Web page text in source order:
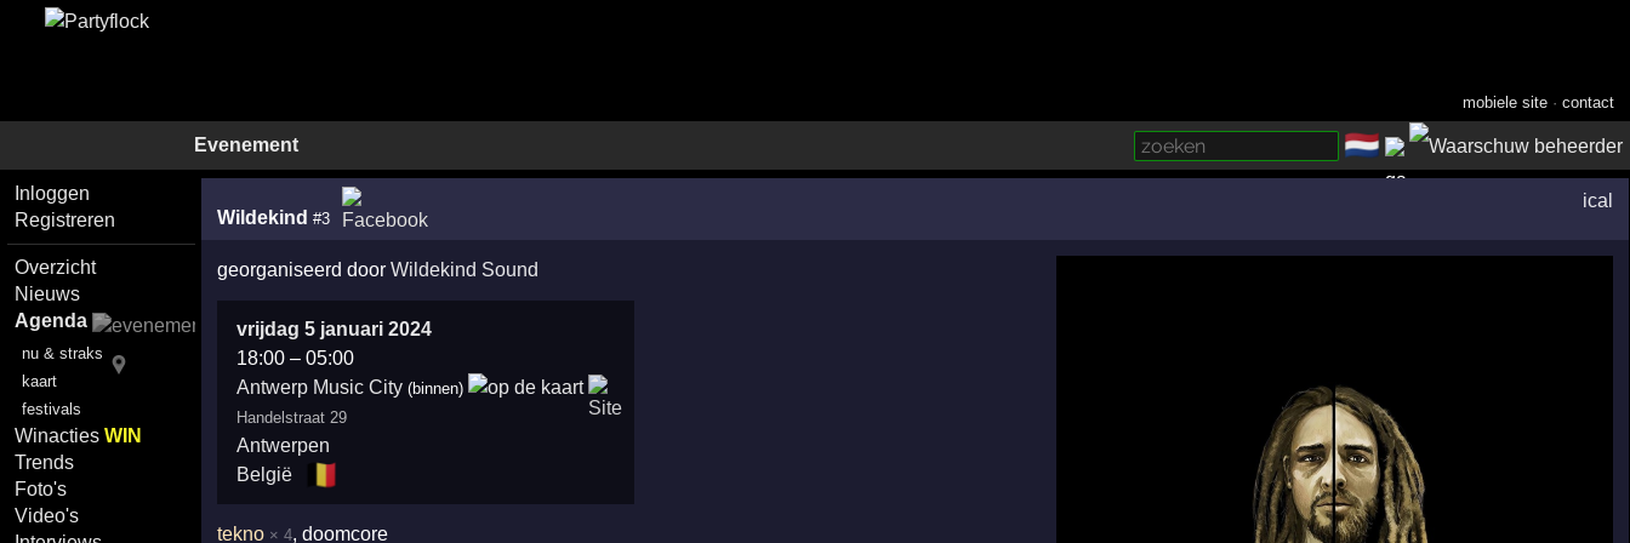
mobiele site ·contact
Evenement 🇳🇱
Inloggen
Registreren
Overzicht
Nieuws
Agenda
nu & straks
kaart
festivals
WinactiesWIN
Trends
Foto's
Video's
Wildekind #3
ical
georganiseerd door Wildekind Sound
vrijdag 5 januari 2024
18:00– 05:00
Antwerp Music City (binnen)
Handelstraat 29
Antwerpen
België
🇧🇪
tekno × 4, doomcore